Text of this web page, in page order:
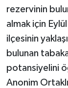
rezervinin
almak için
ilçesinin
bulunan
potansiyelini
Anonim